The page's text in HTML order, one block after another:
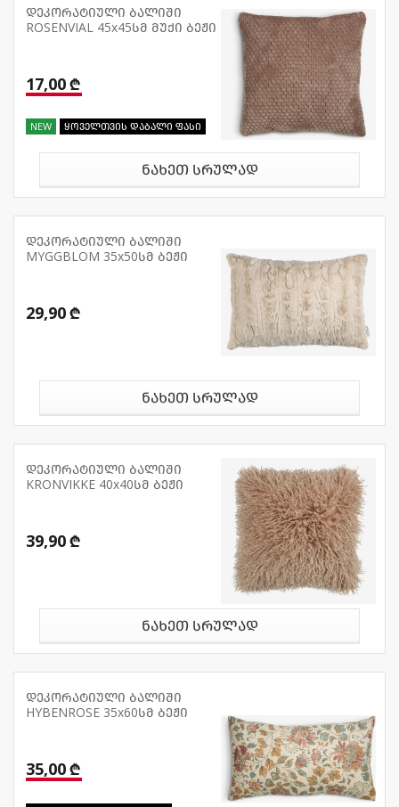
დეკორატიული ბალიში
ROSENVIAL 45x45სმ მუქი ბეჟი
17,00 ₾
NEW ყოველთვის დაბალი ფასი
ნახეთ სრულად
დეკორატიული ბალიში
MYGGBLOM 35x50სმ ბეჟი
29,90 ₾
ნახეთ სრულად
დეკორატიული ბალიში
KRONVIKKE 40x40სმ ბეჟი
39,90 ₾
ნახეთ სრულად
დეკორატიული ბალიში
HYBENROSE 35x60სმ ბეჟი
35,00 ₾